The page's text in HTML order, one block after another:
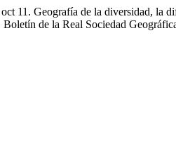
11. Geografía de la diversidad, la
de la Real Sociedad